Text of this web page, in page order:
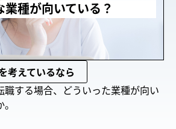
業種が向いている？
考えているなら
職する場合、どういった業種が向い